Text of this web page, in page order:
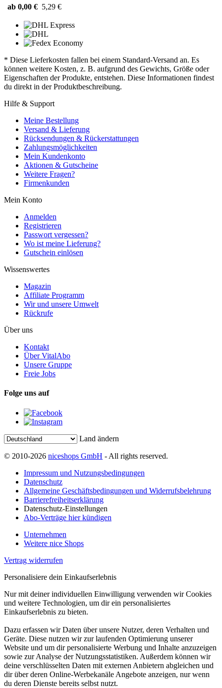
ab 0,00 € 5,29 €
* Diese Lieferkosten fallen bei einem Standard-Versand an. Es
können weitere Kosten, z. B. aufgrund des Gewichts, Größe oder
Eigenschaften der Produkte, entstehen. Diese Informationen findest
du direkt in der Produktbeschreibung.
Hilfe & Support
Meine Bestellung
Versand & Lieferung
Rücksendungen & Rückerstattungen
Zahlungsmöglichkeiten
Mein Kundenkonto
Aktionen & Gutscheine
Weitere Fragen?
Firmenkunden
Mein Konto
Anmelden
Registrieren
Passwort vergessen?
Wo ist meine Lieferung?
Gutschein einlösen
Wissenswertes
Magazin
Affiliate Programm
Wir und unsere Umwelt
Rückrufe
Über uns
Kontakt
Über VitalAbo
Unsere Gruppe
Freie Jobs
Folge uns auf
Land ändern
© 2010-2026 niceshops GmbH - All rights reserved.
Impressum und Nutzungsbedingungen
Datenschutz
Allgemeine Geschäftsbedingungen und Widerrufsbelehrung
Barrierefreiheitserklärung
Datenschutz-Einstellungen
Abo-Verträge hier kündigen
Unternehmen
Weitere nice Shops
Vertrag widerrufen
Personalisiere dein Einkaufserlebnis
Nur mit deiner individuellen Einwilligung verwenden wir Cookies
und weitere Technologien, um dir ein personalisiertes
Einkaufserlebnis zu bieten.
Dazu erfassen wir Daten über unsere Nutzer, deren Verhalten und
Geräte. Diese nutzen wir zur laufenden Optimierung unserer
Website und um dir personalisierte Werbung und Inhalte anzuzeigen
sowie zur Analyse der Nutzungsstatistiken. Außerdem können wir
deine verschlüsselten Daten mit externen Anbietern abgleichen und
dir über deren Online-Werbekanäle Angebote anzeigen, nur wenn
du deren Dienste bereits selbst nutzt.